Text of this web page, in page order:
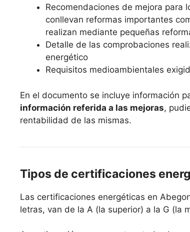
Recomendaciones de mejora para
conllevan reformas importantes
realizan mediante pequeñas
Detalle de las comprobaciones
energético
Requisitos medioambientales
En el documento se incluye información
información referida a las mejoras,
rentabilidad de las mismas.
Tipos de certificaciones
Las certificaciones energéticas en
letras, van de la A (la superior) a la G (la